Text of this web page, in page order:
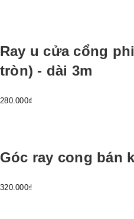
Ray u cửa cổng
tròn) - dài 3m
280.000₫
Góc ray cong bán
320.000₫